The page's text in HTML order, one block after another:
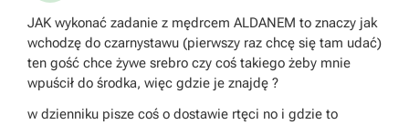
JAK wykonać zadanie z mędrcem ALDANEM to znaczy jak
wchodzę do czarnystawu (pierwszy raz chcę się tam udać)
ten gość chce żywe srebro czy coś takiego żeby mnie
wpuścił do środka, więc gdzie je znajdę ?
w dzienniku pisze coś o dostawie rtęci no i gdzie to